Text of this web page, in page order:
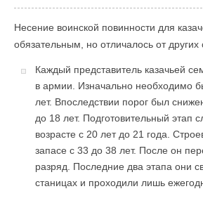
Несение воинской повинности для
обязательным, но отличалось от других
Каждый представитель казачьей
в армии. Изначально необходимо
лет. Впоследствии порог был
до 18 лет. Подготовительный этап
возрасте с 20 лет до 21 года.
запасе с 33 до 38 лет. После он
разряд. Последние два этапа они
станицах и проходили лишь